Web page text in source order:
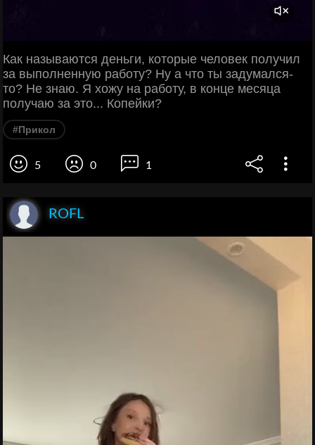
Как называются деньги, которые человек получил
за выполненную работу? Ну а что ты задумался-
то? Не знаю. Я хожу на работу, в конце месяца
получаю за это... Копейки?
#Прикол
5 0 1
ROFL